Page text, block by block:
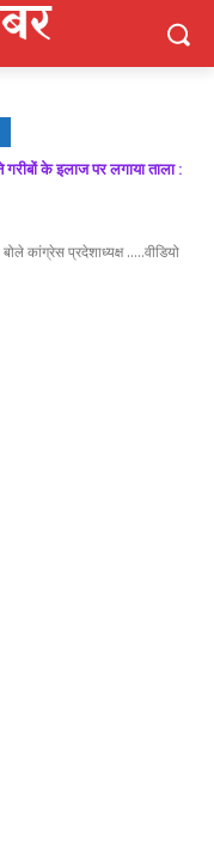
के इलाज पर लगाया ताला :
कांग्रेस प्रदेशाध्यक्ष .....वीडियो